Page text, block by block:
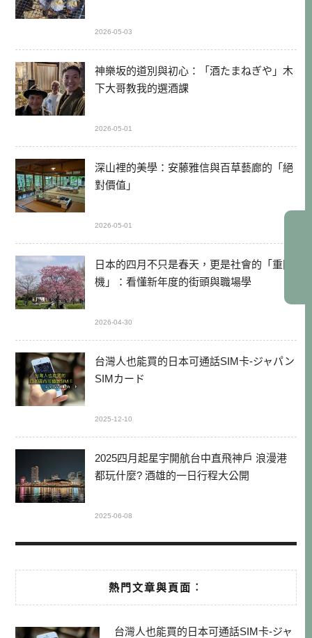
2026-05-03
神樂坂的道別與初心：「酒たまねぎや」木
下大哥教我的選酒課
2026-05-01
深山裡的美學：安藤雅信與百草藝廊的「絕
對價值」
2026-05-01
日本的四月不只是春天，更是社會的「重開
機」：看懂新年度的街頭與職場學
2026-04-30
台灣人也能買的日本可通話SIM卡-ジャパン
SIMカード
2025-12-10
2025四月起星宇開航台中直飛神戶 浪漫港
都玩什麼? 酒雄的一日行程大公開
2025-06-08
熱門文章與頁面︰
台灣人也能買的日本可通話SIM卡-ジャ